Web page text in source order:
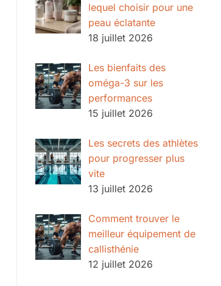
lequel choisir pour une
peau éclatante
18 juillet 2026
Les bienfaits des
oméga-3 sur les
performances
15 juillet 2026
Les secrets des athlètes
pour progresser plus
vite
13 juillet 2026
Comment trouver le
meilleur équipement de
callisthénie
12 juillet 2026